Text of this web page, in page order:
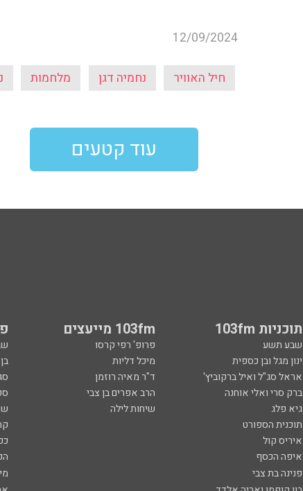
12/09/2024
חיל האוויר נחמיה דגן מלחמות
עוד קטעים
תוכניות 103fm 103fm מייעצים
שבע תשע פרופ' רפי קרסו
ינון מגל ובן כספית
מיכל דליות
אראל סג"ל ואיל ברקוביץ'
ד"ר מאיה רוזמן
ברק סרי ואלי אוחנה
הרב אפרים בן צבי
גיא פלג
שיחות לילה
תוכנית הספורט
איריס קול
איפה הכסף
פנינה בת צבי